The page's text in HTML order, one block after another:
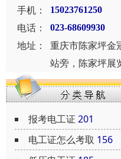
手机：
15023761250
电话： 023-68609930
地址：
重庆市陈家坪金
站旁，陈家坪展
报考电工证 201
电工证怎么考取 156